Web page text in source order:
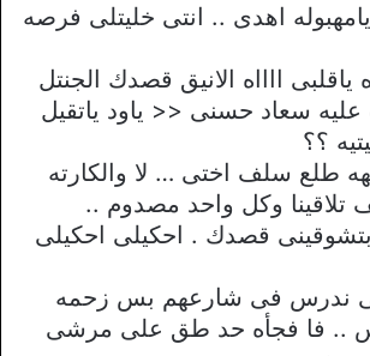
اهدى .. انتى خليتلى فرصه
ياقلبى ااااه الانيق قصدك الجنتل
عليه سعاد حسنى << ياود ياتقيل
؟؟
طلع سلف اختى … لا والكارته
تلاقينا وكل واحد مصدوم ..
قصدك . احكيلى احكيلى
ندرس فى شارعهم بس زحمه
.. فا فجأه حد طق على مرشى